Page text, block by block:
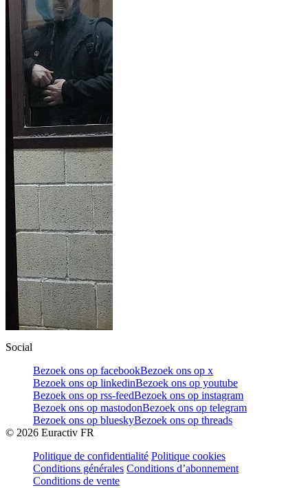
Social
Bezoek ons op facebookBezoek ons op x
Bezoek ons op linkedinBezoek ons op youtube
Bezoek ons op rss-feedBezoek ons op instagram
Bezoek ons op mastodonBezoek ons op telegram
Bezoek ons op blueskyBezoek ons op threads
© 2026 Euractiv FR
Politique de confidentialité Politique cookies
Conditions générales Conditions d’abonnement
Conditions de vente